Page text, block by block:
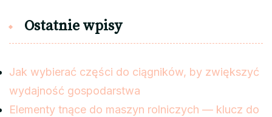
Ostatnie wpisy
Jak wybierać części do ciągników, by zwiększyć
wydajność gospodarstwa
Elementy tnące do maszyn rolniczych — klucz do